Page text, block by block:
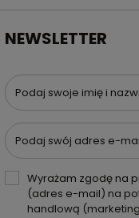
NEWSLETTER
Podaj swoje imię i
Podaj swój adres e-
Wyrażam zgodę na
(adres e-mail) na
handlową